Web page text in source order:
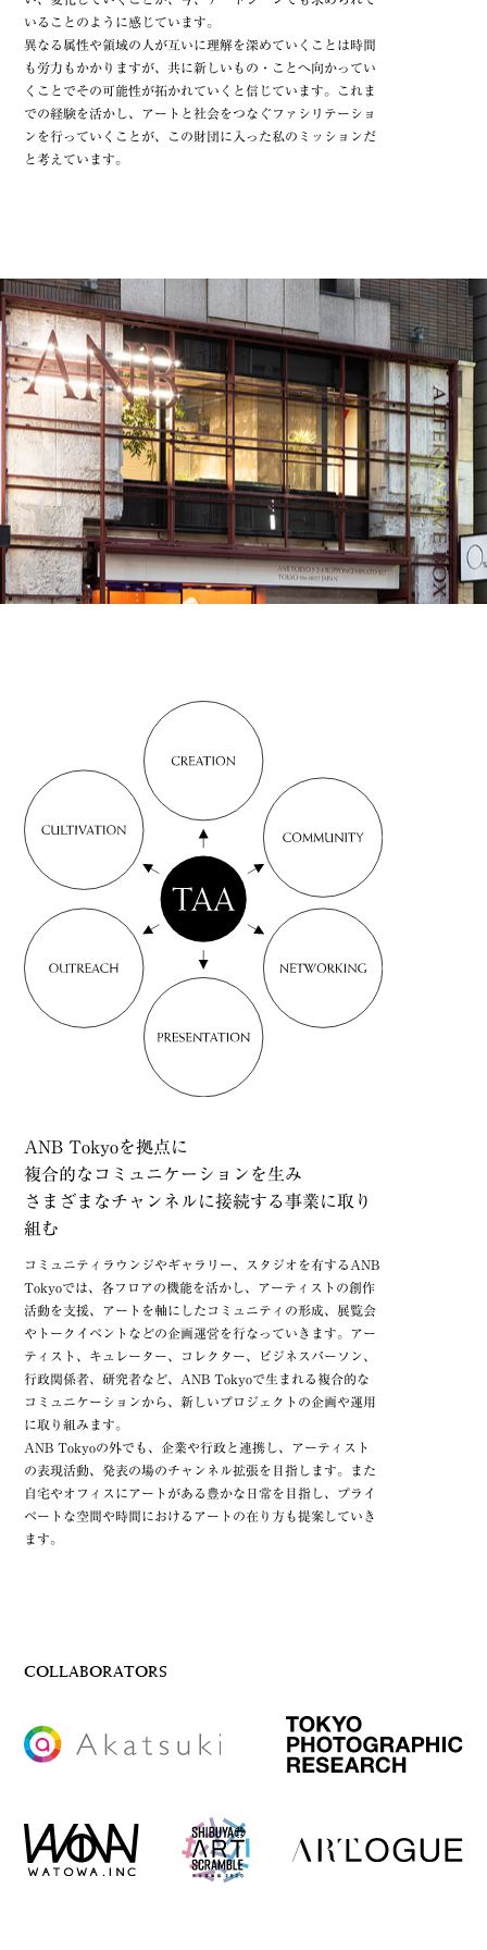
いることのように感じています。
異なる属性や領域の人が互いに理解を深めていくことは時間
も労力もかかりますが、共に新しいもの・ことへ向かってい
くことでその可能性が拓かれていくと信じています。これま
での経験を活かし、アートと社会をつなぐファシリテーショ
ンを行っていくことが、この財団に入った私のミッションだ
と考えています。
ANB Tokyoを拠点に
複合的なコミュニケーションを生み
さまざまなチャンネルに接続する事業に取り
組む
コミュニティラウンジやギャラリー、スタジオを有するANB
Tokyoでは、各フロアの機能を活かし、アーティストの創作
活動を支援、アートを軸にしたコミュニティの形成、展覧会
やトークイベントなどの企画運営を行なっていきます。アー
ティスト、キュレーター、コレクター、ビジネスパーソン、
行政関係者、研究者など、ANB Tokyoで生まれる複合的な
コミュニケーションから、新しいプロジェクトの企画や運用
に取り組みます。
ANB Tokyoの外でも、企業や行政と連携し、アーティスト
の表現活動、発表の場のチャンネル拡張を目指します。また
自宅やオフィスにアートがある豊かな日常を目指し、プライ
ベートな空間や時間におけるアートの在り方も提案していき
ます。
COLLABORATORS